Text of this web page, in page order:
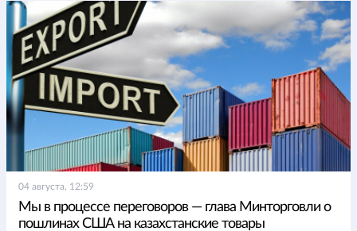
04 августа, 12:59
Мы в процессе переговоров — глава Минторговли о
пошлинах США на казахстанские товары